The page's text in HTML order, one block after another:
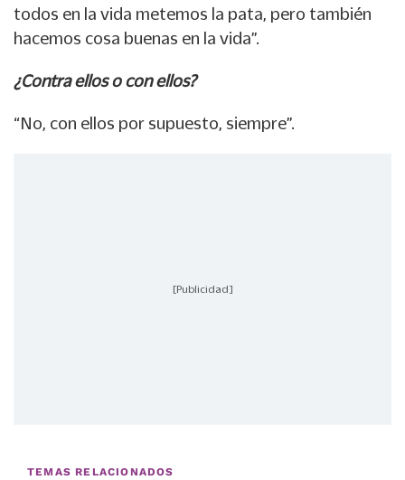
todos en la vida metemos la pata, pero también
hacemos cosa buenas en la vida”.
¿Contra ellos o con ellos?
“No, con ellos por supuesto, siempre”.
[Publicidad]
TEMAS RELACIONADOS